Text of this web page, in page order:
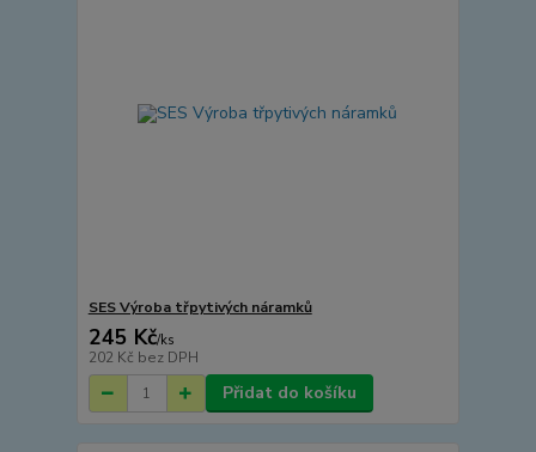
SES Výroba třpytivých náramků
245 Kč/ks
202 Kč bez DPH
Přidat do košíku